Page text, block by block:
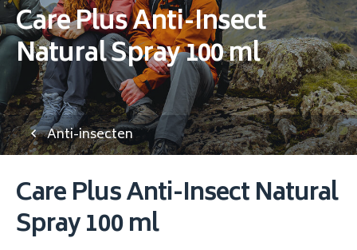
Care Plus Anti-Insect
Natural Spray 100 ml
Anti-insecten
Care Plus Anti-Insect Natural
Spray 100 ml